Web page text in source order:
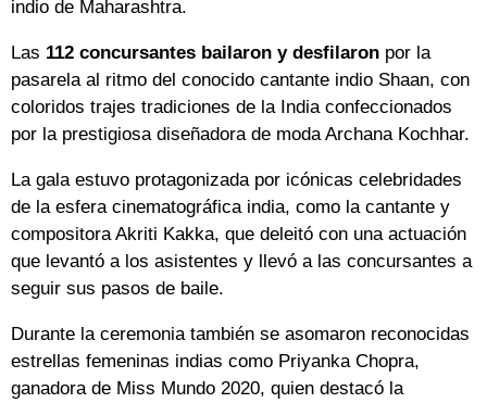
indio de Maharashtra.
Las 112 concursantes bailaron y desfilaron por la
pasarela al ritmo del conocido cantante indio Shaan, con
coloridos trajes tradiciones de la India confeccionados
por la prestigiosa diseñadora de moda Archana Kochhar.
La gala estuvo protagonizada por icónicas celebridades
de la esfera cinematográfica india, como la cantante y
compositora Akriti Kakka, que deleitó con una actuación
que levantó a los asistentes y llevó a las concursantes a
seguir sus pasos de baile.
Durante la ceremonia también se asomaron reconocidas
estrellas femeninas indias como Priyanka Chopra,
ganadora de Miss Mundo 2020, quien destacó la